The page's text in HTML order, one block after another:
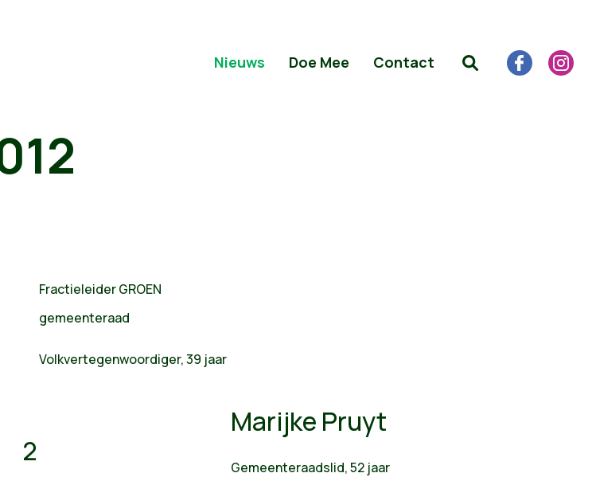
Nieuws Doe Mee Contact
Fractieleider GROEN
gemeenteraad
Volkvertegenwoordiger, 39 jaar
2
Marijke Pruyt
Gemeenteraadslid, 52 jaar